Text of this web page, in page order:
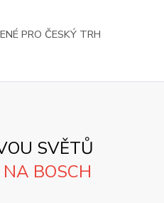
PRO ČESKÝ TRH
SVĚTŮ
BOSCH